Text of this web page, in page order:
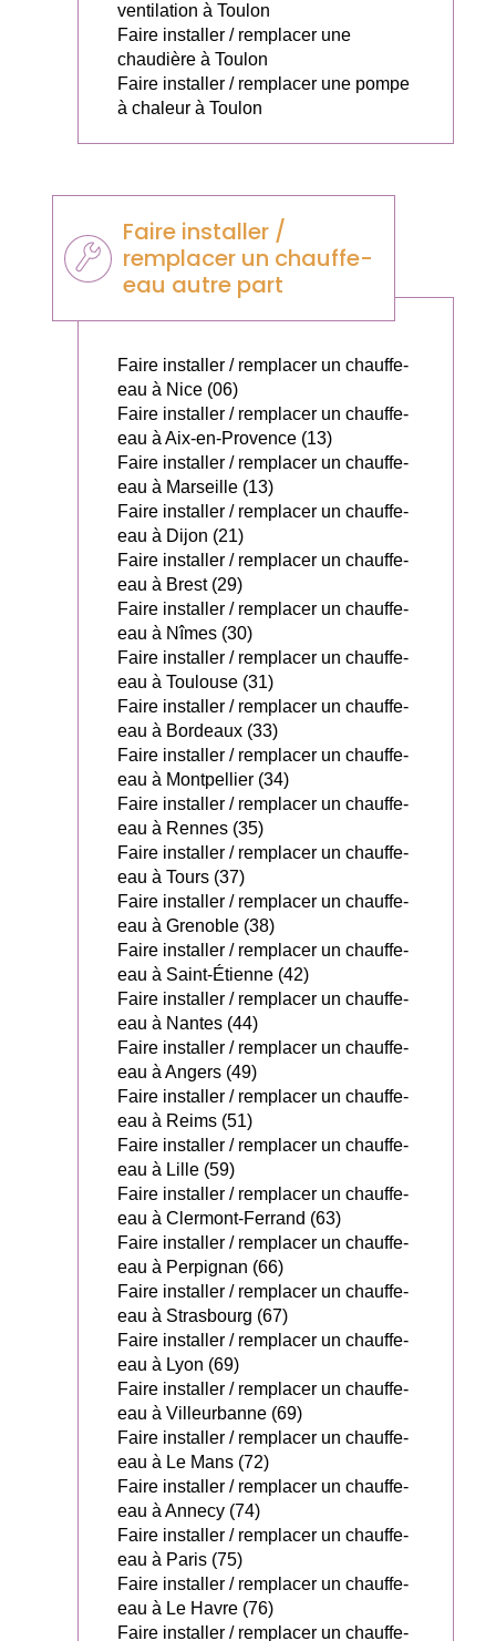
ventilation à Toulon
Faire installer / remplacer une
chaudière à Toulon
Faire installer / remplacer une pompe
à chaleur à Toulon
Faire installer /
remplacer un chauffe-
eau autre part
Faire installer / remplacer un chauffe-
eau à Nice (06)
Faire installer / remplacer un chauffe-
eau à Aix-en-Provence (13)
Faire installer / remplacer un chauffe-
eau à Marseille (13)
Faire installer / remplacer un chauffe-
eau à Dijon (21)
Faire installer / remplacer un chauffe-
eau à Brest (29)
Faire installer / remplacer un chauffe-
eau à Nîmes (30)
Faire installer / remplacer un chauffe-
eau à Toulouse (31)
Faire installer / remplacer un chauffe-
eau à Bordeaux (33)
Faire installer / remplacer un chauffe-
eau à Montpellier (34)
Faire installer / remplacer un chauffe-
eau à Rennes (35)
Faire installer / remplacer un chauffe-
eau à Tours (37)
Faire installer / remplacer un chauffe-
eau à Grenoble (38)
Faire installer / remplacer un chauffe-
eau à Saint-Étienne (42)
Faire installer / remplacer un chauffe-
eau à Nantes (44)
Faire installer / remplacer un chauffe-
eau à Angers (49)
Faire installer / remplacer un chauffe-
eau à Reims (51)
Faire installer / remplacer un chauffe-
eau à Lille (59)
Faire installer / remplacer un chauffe-
eau à Clermont-Ferrand (63)
Faire installer / remplacer un chauffe-
eau à Perpignan (66)
Faire installer / remplacer un chauffe-
eau à Strasbourg (67)
Faire installer / remplacer un chauffe-
eau à Lyon (69)
Faire installer / remplacer un chauffe-
eau à Villeurbanne (69)
Faire installer / remplacer un chauffe-
eau à Le Mans (72)
Faire installer / remplacer un chauffe-
eau à Annecy (74)
Faire installer / remplacer un chauffe-
eau à Paris (75)
Faire installer / remplacer un chauffe-
eau à Le Havre (76)
Faire installer / remplacer un chauffe-